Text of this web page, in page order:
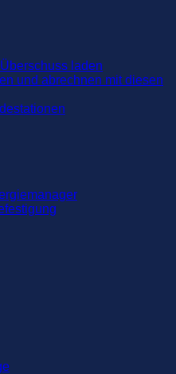
laden
und abrechnen mit diesen